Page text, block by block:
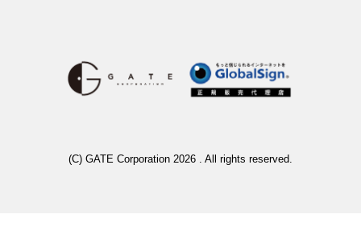
(C) GATE Corporation 2026 . All rights reserved.